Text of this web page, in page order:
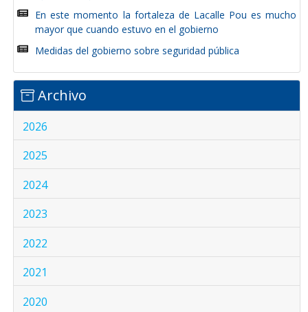
En este momento la fortaleza de Lacalle Pou es mucho
mayor que cuando estuvo en el gobierno
Medidas del gobierno sobre seguridad pública
Archivo
2026
2025
2024
2023
2022
2021
2020